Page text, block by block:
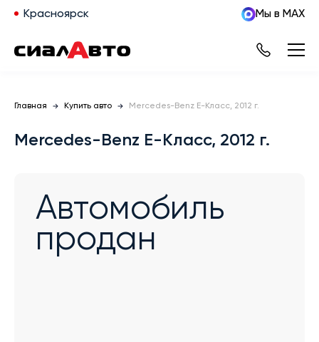
Красноярск Мы в MAX
Главная Купить авто Mercedes-Benz E-Класс, 2012 г.
Mercedes-Benz E-Класс, 2012 г.
Автомобиль
продан